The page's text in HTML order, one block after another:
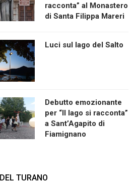
racconta” al Monastero
di Santa Filippa Mareri
Luci sul lago del Salto
Debutto emozionante
per “Il lago si racconta”
a Sant’Agapito di
Fiamignano
TURANO